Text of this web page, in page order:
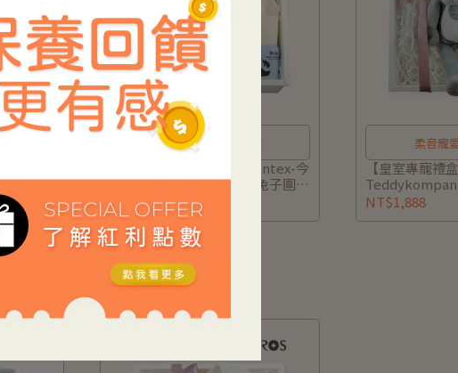
今
子圍兜
寶秀
可代
無撚柔觸×天然防護
【今治守護禮盒】日本 kontex-今
治Chouette系列-無撚紗兔子圍兜
+諾卡草本寶寶防蚊噴霧60ml (附
禮盒/提袋/可愛品牌小卡可代寫)
NT$1,688
柔音寵
【皇室專寵禮
樂拉鈴(獨家)+
霜40g (附禮盒
NT$1,888